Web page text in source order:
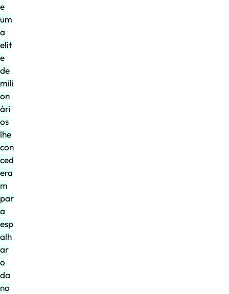
e
um
a
elit
e
de
mili
on
ári
os
lhe
con
ced
era
m
par
a
esp
alh
ar
o
da
no